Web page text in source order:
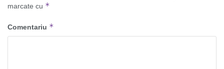
marcate cu *
Comentariu *